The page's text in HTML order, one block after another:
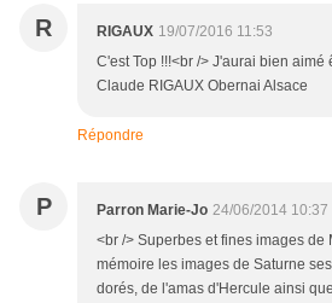
R RIGAUX 19/07/2016 11:53
C'est Top !!!<br /> J'aurai bien aimé
Claude RIGAUX Obernai Alsace
Répondre
P Parron Marie-Jo 24/06/2014 10:37
<br /> Superbes et fines images de
mémoire les images de Saturne
dorés, de l'amas d'Hercule ainsi